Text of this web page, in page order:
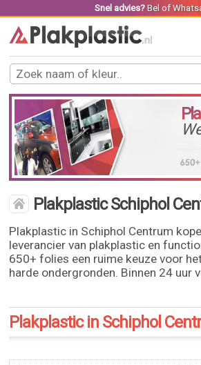
Snel advies? Belof
Plakplastic Schiphol
Plakplastic in Schiphol Centrum
leverancier van plakplastic en
650+ folies een ruime keuze voor
harde ondergronden. Binnen 24 uur
Plakplastic in Schiphol